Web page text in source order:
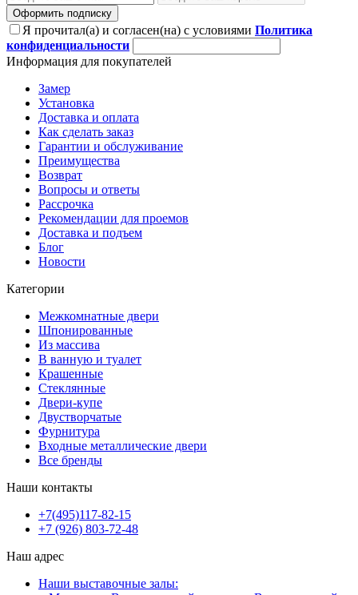
Оформить подписку
Я прочитал(а) и согласен(на) с условиями Политика
конфиденциальности
Информация для покупателей
Замер
Установка
Доставка и оплата
Как сделать заказ
Гарантии и обслуживание
Преимущества
Возврат
Вопросы и ответы
Рассрочка
Рекомендации для проемов
Доставка и подъем
Блог
Новости
Категории
Межкомнатные двери
Шпонированные
Из массива
В ванную и туалет
Крашенные
Стеклянные
Двери-купе
Двустворчатые
Фурнитура
Входные металлические двери
Все бренды
Наши контакты
+7(495)117-82-15
+7 (926) 803-72-48
Наш адрес
Наши выставочные залы: